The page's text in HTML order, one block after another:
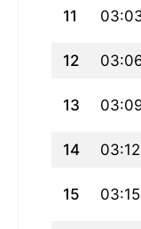
11
12
13
14 03:12
15 03:15